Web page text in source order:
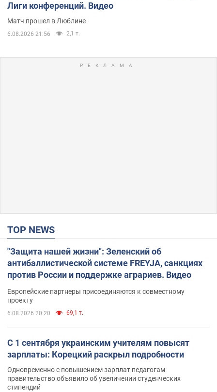
Лиги конференций. Видео
Матч прошел в Люблине
6.08.2026 21:56 2,1 т.
TOP NEWS
"Защита нашей жизни": Зеленский об
антибаллистической системе FREYJA, санкциях
против России и поддержке аграриев. Видео
Европейские партнеры присоединяются к совместному
проекту
6.08.2026 20:20 69,1 т.
С 1 сентября украинским учителям повысят
зарплаты: Корецкий раскрыл подробности
Одновременно с повышением зарплат педагогам
правительство объявило об увеличении студенческих
стипендий